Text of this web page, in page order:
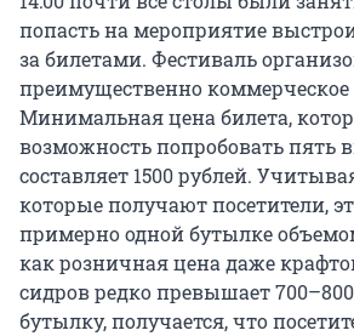
попасть на мероприятие
за билетами. Фестиваль
преимущественно
Минимальная цена билета,
возможность попробовать пять
составляет 1500 рублей.
которые получают посетители,
примерно одной бутылке
как розничная цена даже
сидров редко превышает
бутылку, получается, что